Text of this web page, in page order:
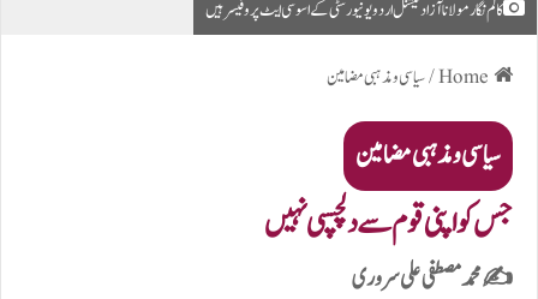
کالم نگار مولانا آزاد نیشنل اردو یونیورسٹی کے اسوسی ایٹ پروفیسر ہیں
/سیاسی و مذہبی مضامین
سیاسی و مذہبی مضامین
جس کو اپنی قوم سے دلچسپی نہیں
✍️محمد مصطفی علی سروری